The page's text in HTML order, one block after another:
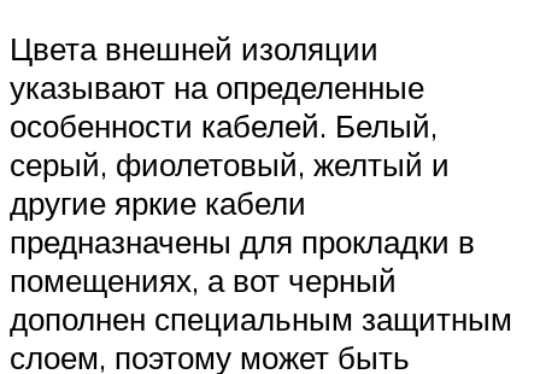
Цвета внешней изоляции
указывают на определенные
особенности кабелей. Белый,
серый, фиолетовый, желтый и
другие яркие кабели
предназначены для прокладки в
помещениях, а вот черный
дополнен специальным защитным
слоем, поэтому может быть